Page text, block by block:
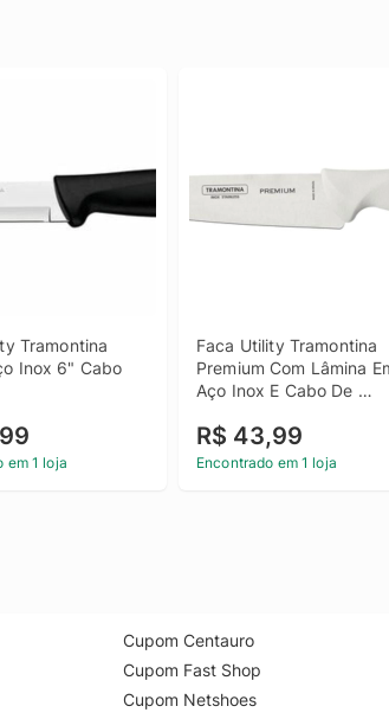
Tramontina
Inox 6" Cabo
em 1 loja
Faca Utility Tramontina
Premium Com Lâmina
Aço Inox E Cabo De
R$ 43,99
Encontrado em 1 loja
Cupom Centauro
Cupom Fast Shop
Cupom Netshoes